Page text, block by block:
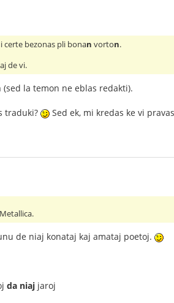
certe bezonas pli bonan vorton.
de vi.
la temon ne eblas redakti).
traduki? Sed ek, mi kredas ke vi
de niaj konataj kaj amataj poetoj.
da niaj jaroj